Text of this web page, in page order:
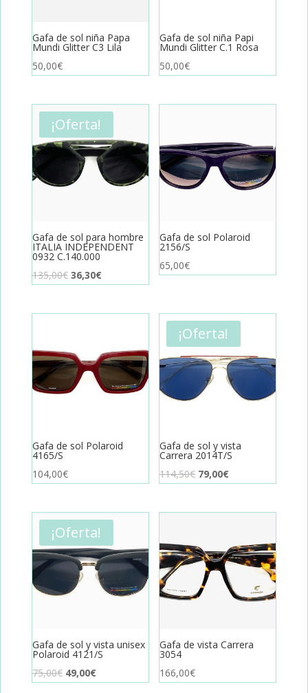
Gafa de sol niña Papa
Mundi Glitter C3 Lila
50,00€
Gafa de sol niña Papi
Mundi Glitter C.1 Rosa
50,00€
¡Oferta!
Gafa de sol para hombre
ITALIA INDEPENDENT
0932 C.140.000
135,00€ El
36,30€El
Gafa de sol Polaroid
2156/S
65,00€
Gafa de sol Polaroid
4165/S
104,00€
¡Oferta!
Gafa de sol y vista
Carrera 2014T/S
114,50€ El
114,50€.
79,00€El
79,00€.
¡Oferta!
Gafa de sol y vista unisex
Polaroid 4121/S
75,00€ El
49,00€El
Gafa de vista Carrera
3054
166,00€